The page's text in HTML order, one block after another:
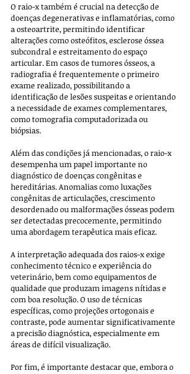
O raio-x também é crucial na detecção de
doenças degenerativas e inflamatórias, como
a osteoartrite, permitindo identificar
alterações como osteófitos, esclerose óssea
subcondral e estreitamento do espaço
articular. Em casos de tumores ósseos, a
radiografia é frequentemente o primeiro
exame realizado, possibilitando a
identificação de lesões suspeitas e orientando
a necessidade de exames complementares,
como tomografia computadorizada ou
biópsias.
Além das condições já mencionadas, o raio-x
desempenha um papel importante no
diagnóstico de doenças congênitas e
hereditárias. Anomalias como luxações
congênitas de articulações, crescimento
desordenado ou malformações ósseas podem
ser detectadas precocemente, permitindo
uma abordagem terapêutica mais eficaz.
A interpretação adequada dos raios-x exige
conhecimento técnico e experiência do
veterinário, bem como equipamentos de
qualidade que produzam imagens nítidas e
com boa resolução. O uso de técnicas
específicas, como projeções ortogonais e
contraste, pode aumentar significativamente
a precisão diagnóstica, especialmente em
áreas de difícil visualização.
Por fim, é importante destacar que, embora o